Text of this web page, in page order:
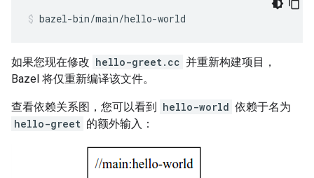
bazel-bin/main/hello-world
如果您现在修改 hello-greet.cc 并重新构建项目，
Bazel 将仅重新编译该文件。
查看依赖关系图，您可以看到 hello-world 依赖于名为
hello-greet 的额外输入：